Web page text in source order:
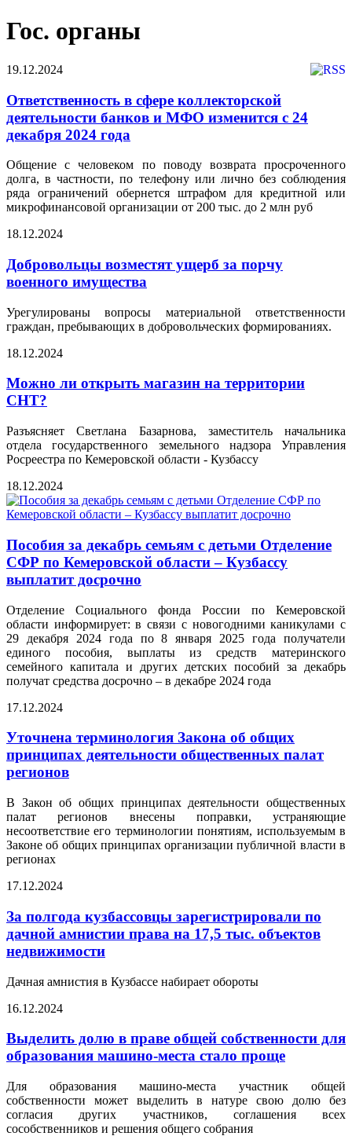
Гос. органы
19.12.2024
Ответственность в сфере коллекторской
деятельности банков и МФО изменится с 24
декабря 2024 года
Общение с человеком по поводу возврата просроченного
долга, в частности, по телефону или лично без соблюдения
ряда ограничений обернется штрафом для кредитной или
микрофинансовой организации от 200 тыс. до 2 млн руб
18.12.2024
Добровольцы возместят ущерб за порчу
военного имущества
Урегулированы вопросы материальной ответственности
граждан, пребывающих в добровольческих формированиях.
18.12.2024
Можно ли открыть магазин на территории
СНТ?
Разъясняет Светлана Базарнова, заместитель начальника
отдела государственного земельного надзора Управления
Росреестра по Кемеровской области - Кузбассу
18.12.2024
Пособия за декабрь семьям с детьми Отделение
СФР по Кемеровской области – Кузбассу
выплатит досрочно
Отделение Социального фонда России по Кемеровской
области информирует: в связи с новогодними каникулами с
29 декабря 2024 года по 8 января 2025 года получатели
единого пособия, выплаты из средств материнского
семейного капитала и других детских пособий за декабрь
получат средства досрочно – в декабре 2024 года
17.12.2024
Уточнена терминология Закона об общих
принципах деятельности общественных палат
регионов
В Закон об общих принципах деятельности общественных
палат регионов внесены поправки, устраняющие
несоответствие его терминологии понятиям, используемым в
Законе об общих принципах организации публичной власти в
регионах
17.12.2024
За полгода кузбассовцы зарегистрировали по
дачной амнистии права на 17,5 тыс. объектов
недвижимости
Дачная амнистия в Кузбассе набирает обороты
16.12.2024
Выделить долю в праве общей собственности для
образования машино-места стало проще
Для образования машино-места участник общей
собственности может выделить в натуре свою долю без
согласия других участников, соглашения всех
сособственников и решения общего собрания